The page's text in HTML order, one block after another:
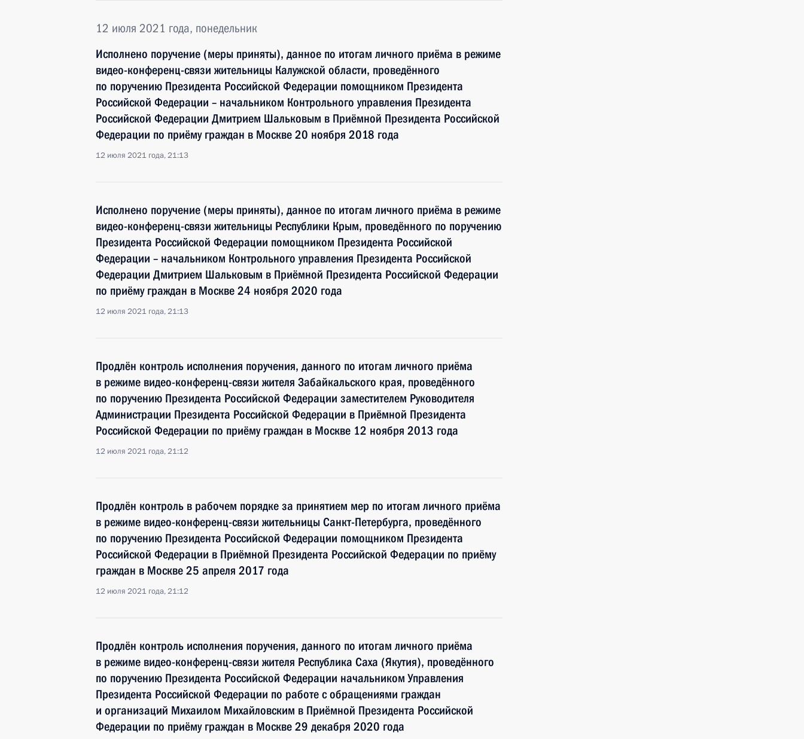
12 июля 2021 года, понедельник
Исполнено поручение (меры приняты), данное по итогам личного приёма в режиме
видео-конференц-связи жительницы Калужской области, проведённого
по поручению Президента Российской Федерации помощником Президента
Российской Федерации – начальником Контрольного управления Президента
Российской Федерации Дмитрием Шальковым в Приёмной Президента Российской
Федерации по приёму граждан в Москве 20 ноября 2018 года
12 июля 2021 года, 21:13
Исполнено поручение (меры приняты), данное по итогам личного приёма в режиме
видео-конференц-связи жительницы Республики Крым, проведённого по поручению
Президента Российской Федерации помощником Президента Российской
Федерации – начальником Контрольного управления Президента Российской
Федерации Дмитрием Шальковым в Приёмной Президента Российской Федерации
по приёму граждан в Москве 24 ноября 2020 года
12 июля 2021 года, 21:13
Продлён контроль исполнения поручения, данного по итогам личного приёма
в режиме видео-конференц-связи жителя Забайкальского края, проведённого
по поручению Президента Российской Федерации заместителем Руководителя
Администрации Президента Российской Федерации в Приёмной Президента
Российской Федерации по приёму граждан в Москве 12 ноября 2013 года
12 июля 2021 года, 21:12
Продлён контроль в рабочем порядке за принятием мер по итогам личного приёма
в режиме видео-конференц-связи жительницы Санкт-Петербурга, проведённого
по поручению Президента Российской Федерации помощником Президента
Российской Федерации в Приёмной Президента Российской Федерации по приёму
граждан в Москве 25 апреля 2017 года
12 июля 2021 года, 21:12
Продлён контроль исполнения поручения, данного по итогам личного приёма
в режиме видео-конференц-связи жителя Республика Саха (Якутия), проведённого
по поручению Президента Российской Федерации начальником Управления
Президента Российской Федерации по работе с обращениями граждан
и организаций Михаилом Михайловским в Приёмной Президента Российской
Федерации по приёму граждан в Москве 29 декабря 2020 года